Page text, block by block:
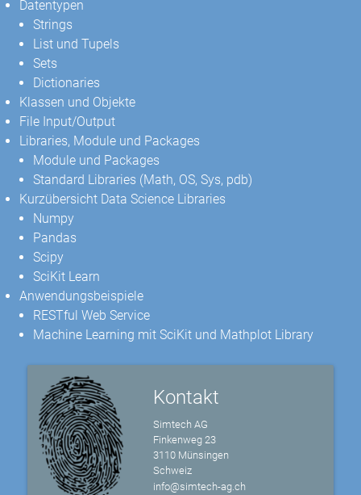
Datentypen
Strings
List und Tupels
Sets
Dictionaries
Klassen und Objekte
File Input/Output
Libraries, Module und Packages
Module und Packages
Standard Libraries (Math, OS, Sys, pdb)
Kurzübersicht Data Science Libraries
Numpy
Pandas
Scipy
SciKit Learn
Anwendungsbeispiele
RESTful Web Service
Machine Learning mit SciKit und Mathplot Library
Kontakt
Simtech AG
Finkenweg 23
3110 Münsingen
Schweiz
info@simtech-ag.ch